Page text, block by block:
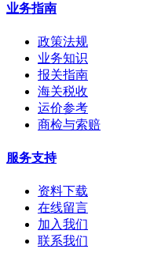
业务指南
政策法规
业务知识
报关指南
海关税收
运价参考
商检与索赔
服务支持
资料下载
在线留言
加入我们
联系我们